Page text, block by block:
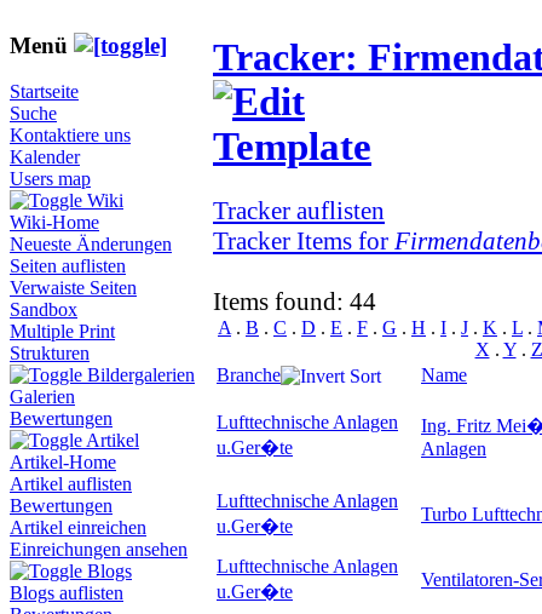
Menü
Startseite
Suche
Kontaktiere uns
Kalender
Users map
Wiki
Wiki-Home
Neueste Änderungen
Seiten auflisten
Verwaiste Seiten
Sandbox
Multiple Print
Strukturen
Bildergalerien
Galerien
Bewertungen
Artikel
Artikel-Home
Artikel auflisten
Bewertungen
Artikel einreichen
Einreichungen ansehen
Blogs
Blogs auflisten
Tracker:
Tracker auflisten
Tracker Items for
Items found: 44
A . B . C . D . E . F . G . H . I . J . K . L .
X . Y. Z
Branche
Name
Lufttechnische Anlagen
u.Ger�te
Ing. Fritz
Anlagen
Lufttechnische Anlagen
u.Ger�te
Turbo
Lufttechnische Anlagen
u.Ger�te
Ventilatoren-